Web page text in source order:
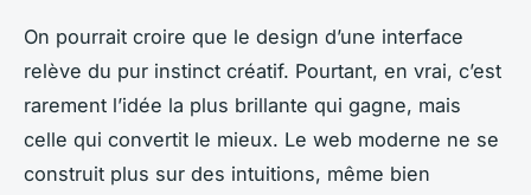
On pourrait croire que le design d’une interface
relève du pur instinct créatif. Pourtant, en vrai, c’est
rarement l’idée la plus brillante qui gagne, mais
celle qui convertit le mieux. Le web moderne ne se
construit plus sur des intuitions, même bien